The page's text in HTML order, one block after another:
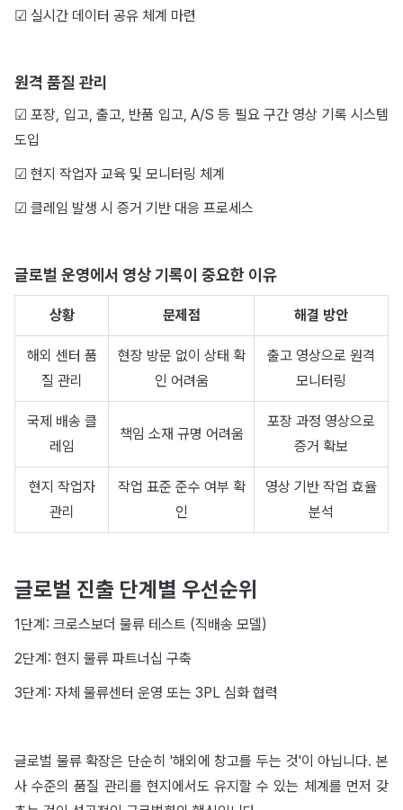
☑︎ 실시간 데이터 공유 체계 마련
원격 품질 관리
☑︎ 포장, 입고, 출고, 반품 입고, A/S 등 필요 구간 영상 기록 시스템
도입
☑︎ 현지 작업자 교육 및 모니터링 체계
☑︎ 클레임 발생 시 증거 기반 대응 프로세스
글로벌 운영에서 영상 기록이 중요한 이유
상황 문제점 해결 방안
해외 센터 품
질 관리
현장 방문 없이 상태 확
인 어려움
출고 영상으로 원격
모니터링
국제 배송 클
레임
책임 소재 규명 어려움
포장 과정 영상으로
증거 확보
현지 작업자
관리
작업 표준 준수 여부 확
인
영상 기반 작업 효율
분석
글로벌 진출 단계별 우선순위
1단계: 크로스보더 물류 테스트 (직배송 모델)
2단계: 현지 물류 파트너십 구축
3단계: 자체 물류센터 운영 또는 3PL 심화 협력
글로벌 물류 확장은 단순히 '해외에 창고를 두는 것'이 아닙니다. 본
사 수준의 품질 관리를 현지에서도 유지할 수 있는 체계를 먼저 갖